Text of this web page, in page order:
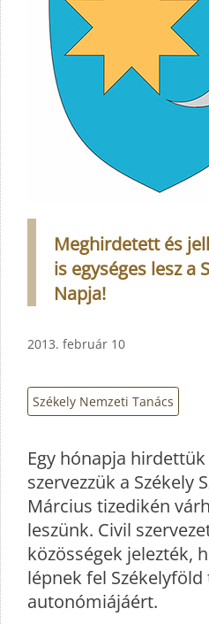
Meghirdetett és
is egységes lesz a
Napja!
2013. február 10
Székely Nemzeti Tanács
Egy hónapja
szervezzük a Székely
Március tizedikén
leszünk. Civil
közösségek jelezték,
lépnek fel
autonómiájáért.